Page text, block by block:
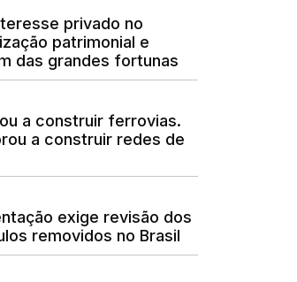
privado no
patrimonial e
das grandes fortunas
a construir ferrovias.
a construir redes de
exige revisão dos
removidos no Brasil